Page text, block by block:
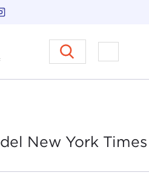
Carnegie Council sobre Ética
Abrir el
del New York Times